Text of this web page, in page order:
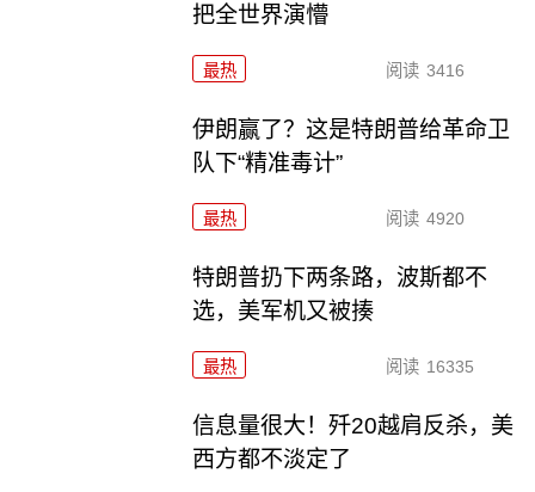
把全世界演懵
最热 阅读 3416
伊朗赢了？这是特朗普给革命卫
队下“精准毒计”
最热 阅读 4920
特朗普扔下两条路，波斯都不
选，美军机又被揍
最热 阅读 16335
信息量很大！歼20越肩反杀，美
西方都不淡定了